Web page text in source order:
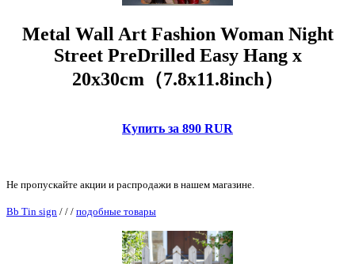
Metal Wall Art Fashion Woman Night
Street PreDrilled Easy Hang x
20x30cm（7.8x11.8inch）
Купить за 890 RUR
Не пропускайте акции и распродажи в нашем магазине.
Bb Tin sign / / / подобные товары